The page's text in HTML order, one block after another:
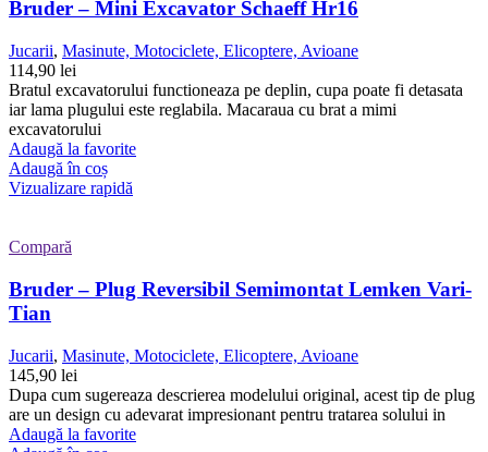
Bruder – Mini Excavator Schaeff Hr16
Jucarii, Masinute, Motociclete, Elicoptere, Avioane
114,90 lei
Bratul excavatorului functioneaza pe deplin, cupa poate fi detasata
iar lama plugului este reglabila. Macaraua cu brat a mimi
excavatorului
Adaugă la favorite
Adaugă în coș
Vizualizare rapidă
Compară
Bruder – Plug Reversibil Semimontat Lemken Vari-
Tian
Jucarii, Masinute, Motociclete, Elicoptere, Avioane
145,90 lei
Dupa cum sugereaza descrierea modelului original, acest tip de plug
are un design cu adevarat impresionant pentru tratarea solului in
Adaugă la favorite